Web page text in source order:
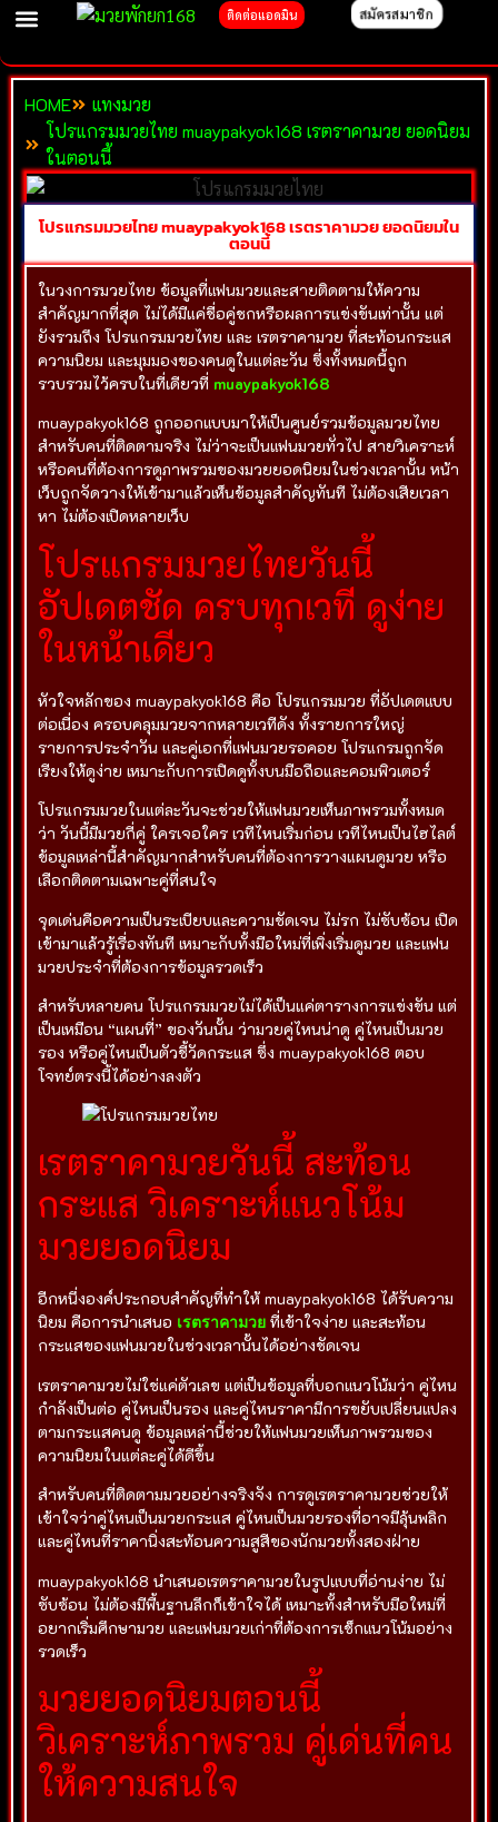
content ติดต่อแอดมิน สมัครสมาชิก
HOME
แทงมวย
โปรแกรมมวยไทย muaypakyok168 เรตราคามวย ยอดนิยม
ในตอนนี้
โปรแกรมมวยไทย muaypakyok168 เรตราคามวย ยอดนิยมใน
ตอนนี้
ในวงการมวยไทย ข้อมูลที่แฟนมวยและสายติดตามให้ความ
สำคัญมากที่สุด ไม่ได้มีแค่ชื่อคู่ชกหรือผลการแข่งขันเท่านั้น แต่
ยังรวมถึง โปรแกรมมวยไทย และ เรตราคามวย ที่สะท้อนกระแส
ความนิยม และมุมมองของคนดูในแต่ละวัน ซึ่งทั้งหมดนี้ถูก
รวบรวมไว้ครบในที่เดียวที่ muaypakyok168
muaypakyok168 ถูกออกแบบมาให้เป็นศูนย์รวมข้อมูลมวยไทย
สำหรับคนที่ติดตามจริง ไม่ว่าจะเป็นแฟนมวยทั่วไป สายวิเคราะห์
หรือคนที่ต้องการดูภาพรวมของมวยยอดนิยมในช่วงเวลานั้น หน้า
เว็บถูกจัดวางให้เข้ามาแล้วเห็นข้อมูลสำคัญทันที ไม่ต้องเสียเวลา
หา ไม่ต้องเปิดหลายเว็บ
โปรแกรมมวยไทยวันนี้
อัปเดตชัด ครบทุกเวที ดูง่าย
ในหน้าเดียว
หัวใจหลักของ muaypakyok168 คือ โปรแกรมมวย ที่อัปเดตแบบ
ต่อเนื่อง ครอบคลุมมวยจากหลายเวทีดัง ทั้งรายการใหญ่
รายการประจำวัน และคู่เอกที่แฟนมวยรอคอย โปรแกรมถูกจัด
เรียงให้ดูง่าย เหมาะกับการเปิดดูทั้งบนมือถือและคอมพิวเตอร์
โปรแกรมมวยในแต่ละวันจะช่วยให้แฟนมวยเห็นภาพรวมทั้งหมด
ว่า วันนี้มีมวยกี่คู่ ใครเจอใคร เวทีไหนเริ่มก่อน เวทีไหนเป็นไฮไลต์
ข้อมูลเหล่านี้สำคัญมากสำหรับคนที่ต้องการวางแผนดูมวย หรือ
เลือกติดตามเฉพาะคู่ที่สนใจ
จุดเด่นคือความเป็นระเบียบและความชัดเจน ไม่รก ไม่ซับซ้อน เปิด
เข้ามาแล้วรู้เรื่องทันที เหมาะกับทั้งมือใหม่ที่เพิ่งเริ่มดูมวย และแฟน
มวยประจำที่ต้องการข้อมูลรวดเร็ว
สำหรับหลายคน โปรแกรมมวยไม่ได้เป็นแค่ตารางการแข่งขัน แต่
เป็นเหมือน “แผนที่” ของวันนั้น ว่ามวยคู่ไหนน่าดู คู่ไหนเป็นมวย
รอง หรือคู่ไหนเป็นตัวชี้วัดกระแส ซึ่ง muaypakyok168 ตอบ
โจทย์ตรงนี้ได้อย่างลงตัว
เรตราคามวยวันนี้ สะท้อน
กระแส วิเคราะห์แนวโน้ม
มวยยอดนิยม
อีกหนึ่งองค์ประกอบสำคัญที่ทำให้ muaypakyok168 ได้รับความ
นิยม คือการนำเสนอ เรตราคามวย ที่เข้าใจง่าย และสะท้อน
กระแสของแฟนมวยในช่วงเวลานั้นได้อย่างชัดเจน
เรตราคามวยไม่ใช่แค่ตัวเลข แต่เป็นข้อมูลที่บอกแนวโน้มว่า คู่ไหน
กำลังเป็นต่อ คู่ไหนเป็นรอง และคู่ไหนราคามีการขยับเปลี่ยนแปลง
ตามกระแสคนดู ข้อมูลเหล่านี้ช่วยให้แฟนมวยเห็นภาพรวมของ
ความนิยมในแต่ละคู่ได้ดีขึ้น
สำหรับคนที่ติดตามมวยอย่างจริงจัง การดูเรตราคามวยช่วยให้
เข้าใจว่าคู่ไหนเป็นมวยกระแส คู่ไหนเป็นมวยรองที่อาจมีลุ้นพลิก
และคู่ไหนที่ราคานิ่งสะท้อนความสูสีของนักมวยทั้งสองฝ่าย
muaypakyok168 นำเสนอเรตราคามวยในรูปแบบที่อ่านง่าย ไม่
ซับซ้อน ไม่ต้องมีพื้นฐานลึกก็เข้าใจได้ เหมาะทั้งสำหรับมือใหม่ที่
อยากเริ่มศึกษามวย และแฟนมวยเก่าที่ต้องการเช็กแนวโน้มอย่าง
รวดเร็ว
มวยยอดนิยมตอนนี้
วิเคราะห์ภาพรวม คู่เด่นที่คน
ให้ความสนใจ